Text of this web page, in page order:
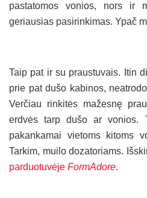
pastatomos vonios, nors ir
geriausias pasirinkimas. Ypač
Taip pat ir su praustuvais. Itin
prie pat dušo kabinos,
Verčiau rinkitės mažesnę
erdvės tarp dušo ar vonios.
pakankamai vietoms kitoms
Tarkim, muilo dozatoriams.
parduotuvėje FormAdore.